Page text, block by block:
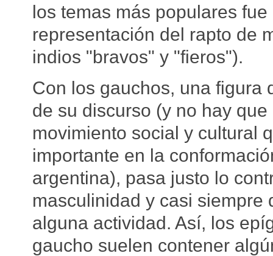
los temas más populares
representación del rapto de
indios "bravos" y "fieros").
Con los gauchos, una figura
de su discurso (y no hay
movimiento social y cultural
importante en la
argentina), pasa justo lo
masculinidad y casi
alguna actividad. Así, los
gaucho suelen contener